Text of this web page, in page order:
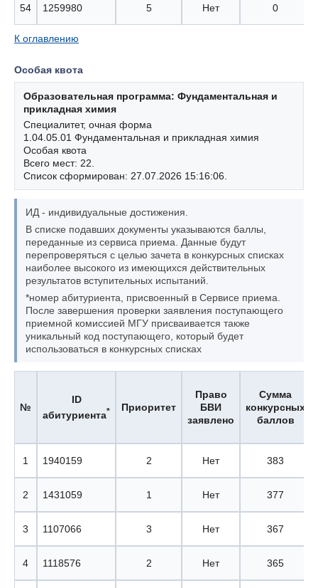
54 1259980 5 Нет 0
К оглавлению
Особая квота
Образовательная программа: Фундаментальная и
прикладная химия
Специалитет, очная форма
1.04.05.01 Фундаментальная и прикладная химия
Особая квота
Всего мест: 22.
Список сформирован: 27.07.2026 15:16:06.
ИД - индивидуальные достижения.
В списке подавших документы указываются баллы,
переданные из сервиса приема. Данные будут
перепроверяться с целью зачета в конкурсных списках
наиболее высокого из имеющихся действительных
результатов вступительных испытаний.
*номер абитуриента, присвоенный в Сервисе приема.
После завершения проверки заявления поступающего
приемной комиссией МГУ присваивается также
уникальный код поступающего, который будет
использоваться в конкурсных списках
№
ID
абитуриента* Приоритет
Право
БВИ
заявлено
Сумма
конкурсных
баллов
1 1940159 2 Нет 383
2 1431059 1 Нет 377
3 1107066 3 Нет 367
4 1118576 2 Нет 365